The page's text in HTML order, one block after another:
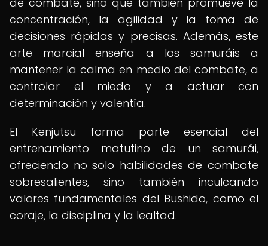
concentración, la agilidad y la toma de
decisiones rápidas y precisas. Además, este
arte marcial enseña a los samuráis a
mantener la calma en medio del combate, a
controlar el miedo y a actuar con
determinación y valentía.
El Kenjutsu forma parte esencial del
entrenamiento matutino de un samurái,
ofreciendo no solo habilidades de combate
sobresalientes, sino también inculcando
valores fundamentales del Bushido, como el
coraje, la disciplina y la lealtad.